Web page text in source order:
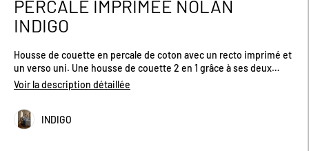
début
de
la
Galerie
d’images
PERCALE IMPRIMÉE NOLAN
INDIGO
Housse de couette en percale de coton avec un recto imprimé et
un verso uni. Une housse de couette 2 en 1 grâce à ses deux
faces. Finition bouteille pour border le lit. Certifiée OEKO-TEX®.
Existe en plusieurs dimensions.
Voir la description détaillée
INDIGO